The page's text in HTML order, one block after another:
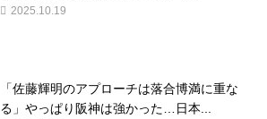
2025.10.19
「佐藤輝明のアプローチは落合博満に重な
る」やっぱり阪神は強かった…日本...